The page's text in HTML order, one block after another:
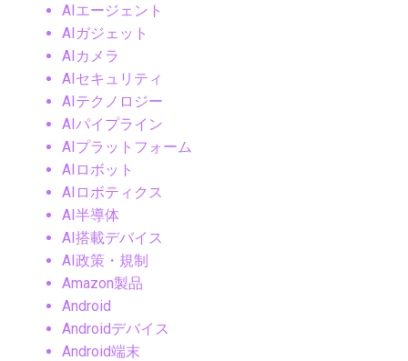
AIエージェント
AIガジェット
AIカメラ
AIセキュリティ
AIテクノロジー
AIパイプライン
AIプラットフォーム
AIロボット
AIロボティクス
AI半導体
AI搭載デバイス
AI政策・規制
Amazon製品
Android
Androidデバイス
Android端末